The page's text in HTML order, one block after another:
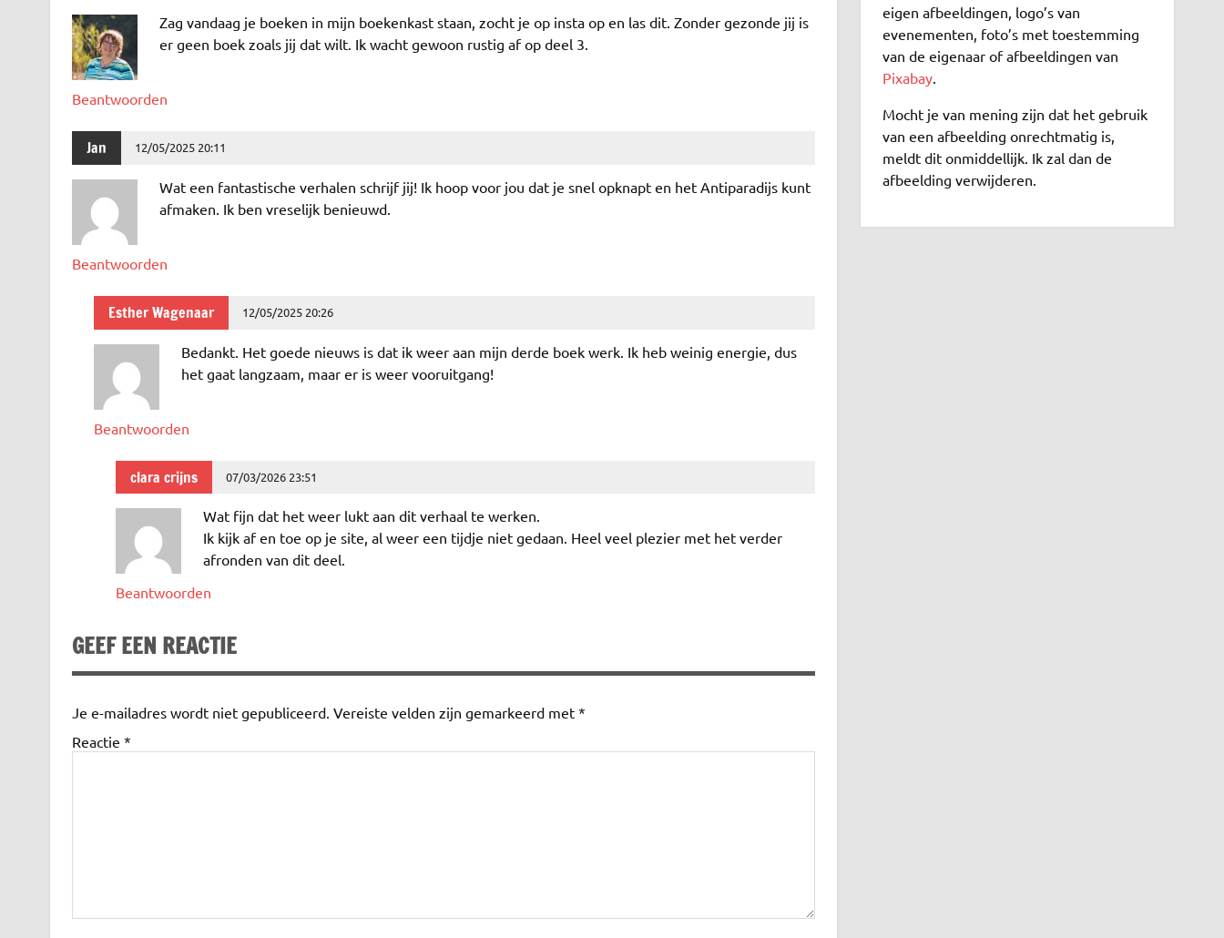
Zag vandaag je boeken in mijn boekenkast staan, zocht je op insta op en las dit. Zonder gezonde jij is
er geen boek zoals jij dat wilt. Ik wacht gewoon rustig af op deel 3.
Beantwoorden
Jan 12/05/2025 20:11
Wat een fantastische verhalen schrijf jij! Ik hoop voor jou dat je snel opknapt en het Antiparadijs kunt
afmaken. Ik ben vreselijk benieuwd.
Beantwoorden
Esther Wagenaar 12/05/2025 20:26
Bedankt. Het goede nieuws is dat ik weer aan mijn derde boek werk. Ik heb weinig energie, dus
het gaat langzaam, maar er is weer vooruitgang!
Beantwoorden
clara crijns 07/03/2026 23:51
Wat fijn dat het weer lukt aan dit verhaal te werken.
Ik kijk af en toe op je site, al weer een tijdje niet gedaan. Heel veel plezier met het verder
afronden van dit deel.
Beantwoorden
GEEF EEN REACTIE
Je e-mailadres wordt niet gepubliceerd. Vereiste velden zijn gemarkeerd met *
Reactie *
eigen afbeeldingen, logo’s van
evenementen, foto’s met toestemming
van de eigenaar of afbeeldingen van
Pixabay
Mocht je van mening zijn dat het gebruik
van een afbeelding onrechtmatig is,
meldt dit onmiddellijk. Ik zal dan de
afbeelding verwijderen.